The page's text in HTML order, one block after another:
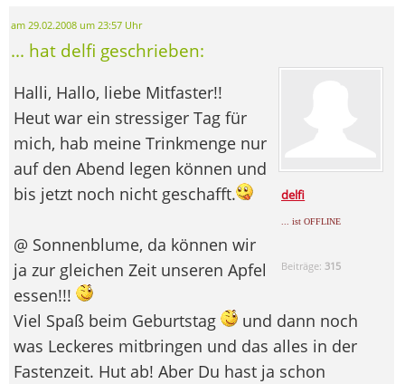
am 29.02.2008 um 23:57 Uhr
... hat delfi geschrieben:
delfi
... ist OFFLINE
Beiträge: 315
Halli, Hallo, liebe Mitfaster!!
Heut war ein stressiger Tag für
mich, hab meine Trinkmenge nur
auf den Abend legen können und
bis jetzt noch nicht geschafft.
@ Sonnenblume, da können wir
ja zur gleichen Zeit unseren Apfel
essen!!!
Viel Spaß beim Geburtstag
und dann noch
was Leckeres mitbringen und das alles in der
Fastenzeit. Hut ab! Aber Du hast ja schon